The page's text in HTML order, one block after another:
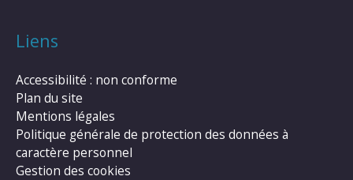
Liens
Accessibilité : non conforme
Plan du site
Mentions légales
Politique générale de protection des données à
caractère personnel
Gestion des cookies